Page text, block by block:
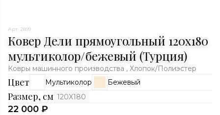
Арт. 2899
Ковер Дели прямоугольный 120x180
мультиколор/бежевый (Турция)
Ковры машинного производства , Хлопок/Полиэстер
Цвет Мультиколор Бежевый
Размер, см 120X180
22 000 ₽